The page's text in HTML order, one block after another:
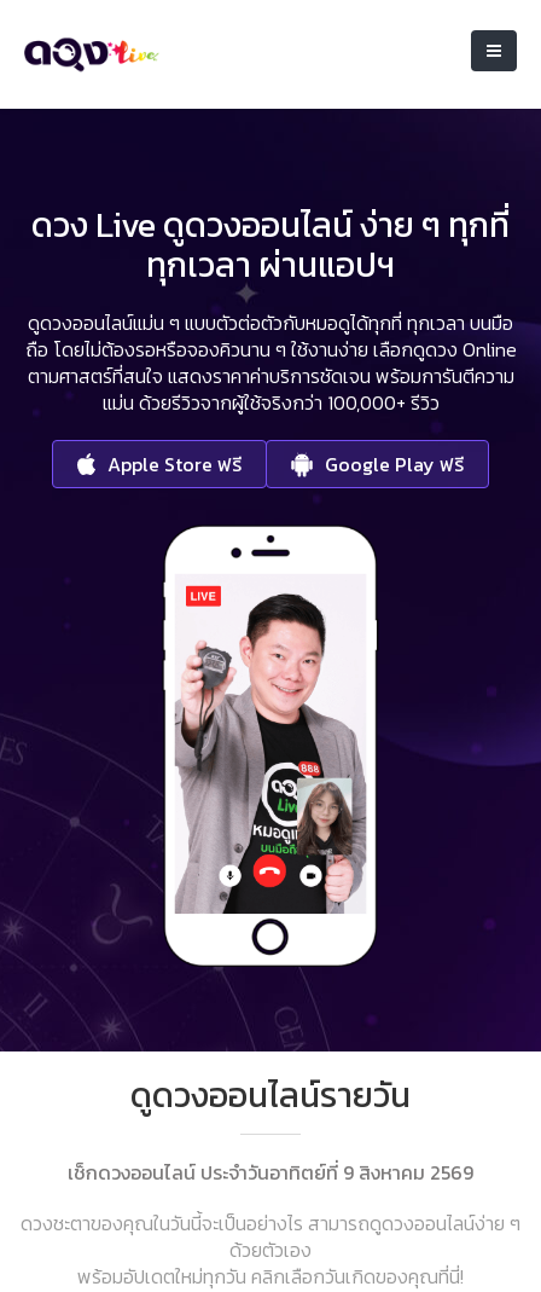
ดวง Live ดูดวงออนไลน์ ง่าย ๆ ทุกที่
ทุกเวลา ผ่านแอปฯ
ดูดวงออนไลน์แม่น ๆ แบบตัวต่อตัวกับหมอดูได้ทุกที่ ทุกเวลา บนมือ
ถือ โดยไม่ต้องรอหรือจองคิวนาน ๆ ใช้งานง่าย เลือกดูดวง Online
ตามศาสตร์ที่สนใจ แสดงราคาค่าบริการชัดเจน พร้อมการันตีความ
แม่น ด้วยรีวิวจากผู้ใช้จริงกว่า 100,000+ รีวิว
Apple Store ฟรี Google Play ฟรี
ดูดวงออนไลน์รายวัน
เช็กดวงออนไลน์ ประจำวันอาทิตย์ที่ 9 สิงหาคม 2569
ดวงชะตาของคุณในวันนี้จะเป็นอย่างไร สามารถดูดวงออนไลน์ง่าย ๆ
ด้วยตัวเอง
พร้อมอัปเดตใหม่ทุกวัน คลิกเลือกวันเกิดของคุณที่นี่!